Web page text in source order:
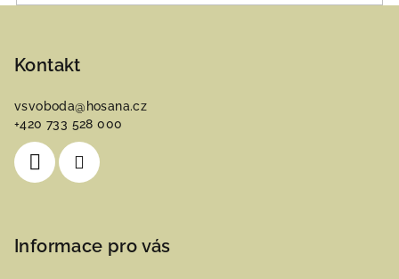
Kontakt
vsvoboda@ hosana.cz
+420 733 528 000
Informace pro vás